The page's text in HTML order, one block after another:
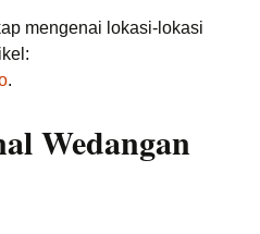
mengenai lokasi-lokasi
.
Wedangan